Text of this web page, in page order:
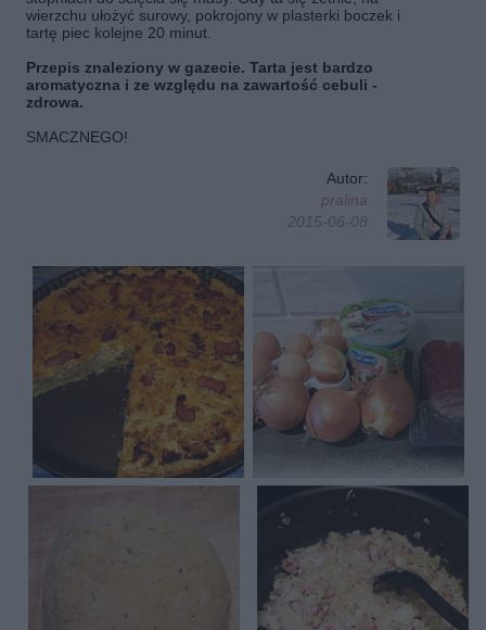
wierzchu ułożyć surowy, pokrojony w plasterki boczek i
tartę piec kolejne 20 minut.
Przepis znaleziony w gazecie. Tarta jest bardzo
aromatyczna i ze względu na zawartość cebuli -
zdrowa.
SMACZNEGO!
Autor:
pralina
2015-06-08